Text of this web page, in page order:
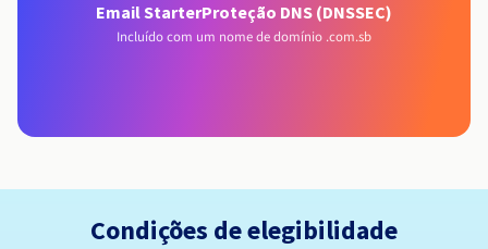
Email StarterProteção DNS (DNSSEC)
Incluído com um nome de domínio .com.sb
Condições de elegibilidade